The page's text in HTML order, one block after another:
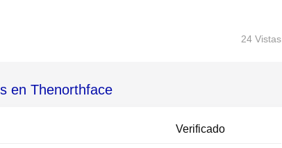
24 Vistas
en Thenorthface
Verificado